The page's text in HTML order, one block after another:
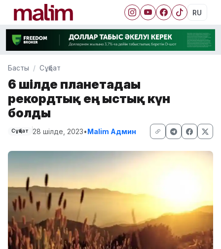
RU
Басты Сұқбат
6 шілде планетадағы
рекордтық ең ыстық күн
болды
Сұқбат 28 шілде, 2023•Malim Админ